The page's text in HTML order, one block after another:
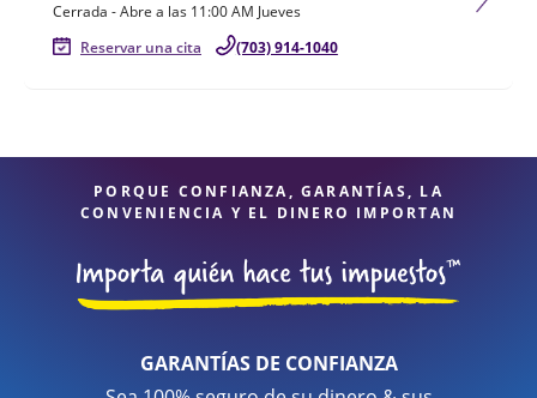
Cerrada -Abre a las 11:00 AM Jueves
Reservar una cita
(703) 914-1040
PORQUE CONFIANZA, GARANTÍAS, LA
CONVENIENCIA Y EL DINERO IMPORTAN
GARANTÍAS DE CONFIANZA